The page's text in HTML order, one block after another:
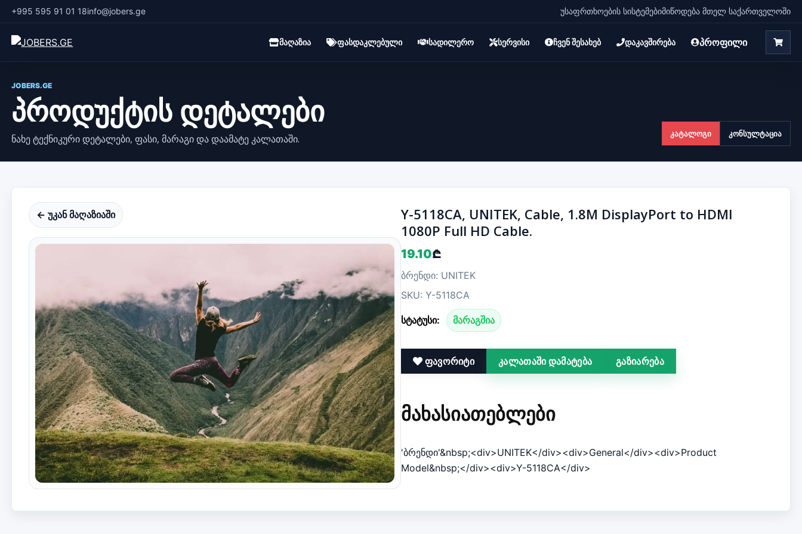
+995 595 91 01 18info@jobers.ge უსაფრთხოების სისტემებიმიწოდება მთელ საქართველოში
მაღაზია ფასდაკლებული სადილერო სერვისი ჩვენ შესახებ დაკავშირება პროფილი
JOBERS.GE
პროდუქტის დეტალები
ნახე ტექნიკური დეტალები, ფასი, მარაგი და დაამატე კალათაში. კატალოგი კონსულტაცია
← უკან მაღაზიაში
Y-5118CA, UNITEK, Cable, 1.8M DisplayPort to HDMI
1080P Full HD Cable.
19.10₾
ბრენდი: UNITEK
SKU: Y-5118CA
სტატუსი: მარაგშია
ფავორიტი კალათაში დამატება გაზიარება
ᲛᲐᲮᲐᲡᲘᲐᲗᲔᲑᲚᲔᲑᲘ
'ბრენდი'&nbsp;<div>UNITEK</div><div>General</div><div>Product
Model&nbsp;</div><div>Y-5118CA</div>